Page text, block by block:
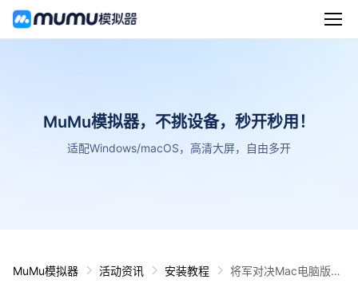
MuMu模拟器，不挑设备，秒开秒用！
适配Windows/macOS，高清大屏，自由多开
MuMu模拟器 活动资讯 安装教程
将军对决Mac电脑版下